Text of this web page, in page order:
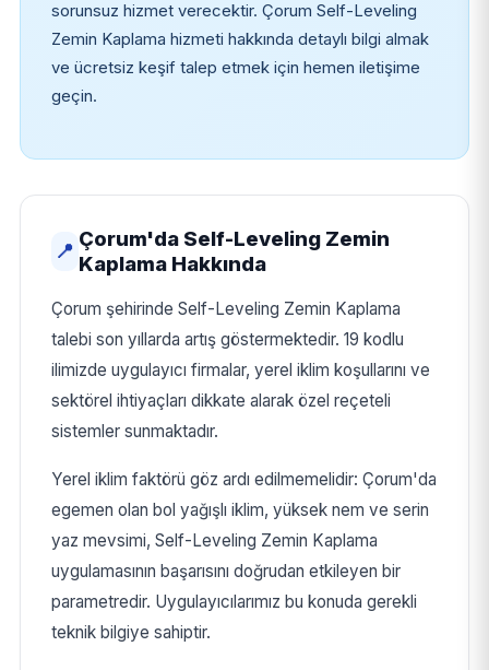
sorunsuz hizmet verecektir. Çorum Self-Leveling
Zemin Kaplama hizmeti hakkında detaylı bilgi almak
ve ücretsiz keşif talep etmek için hemen iletişime
geçin.
📍
Çorum'da Self-Leveling Zemin
Kaplama Hakkında
Çorum şehirinde Self-Leveling Zemin Kaplama
talebi son yıllarda artış göstermektedir. 19 kodlu
ilimizde uygulayıcı firmalar, yerel iklim koşullarını ve
sektörel ihtiyaçları dikkate alarak özel reçeteli
sistemler sunmaktadır.
Yerel iklim faktörü göz ardı edilmemelidir: Çorum'da
egemen olan bol yağışlı iklim, yüksek nem ve serin
yaz mevsimi, Self-Leveling Zemin Kaplama
uygulamasının başarısını doğrudan etkileyen bir
parametredir. Uygulayıcılarımız bu konuda gerekli
teknik bilgiye sahiptir.